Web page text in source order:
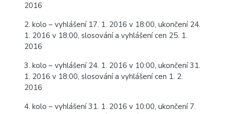
2016
2. kolo – vyhlášení 17. 1. 2016 v 18:00, ukončení 24.
1. 2016 v 18:00, slosování a vyhlášení cen 25. 1.
2016
3. kolo – vyhlášení 24. 1. 2016 v 10:00, ukončení 31.
1. 2016 v 18:00, slosování a vyhlášení cen 1. 2.
2016
4. kolo – vyhlášení 31. 1. 2016 v 10:00, ukončení 7.